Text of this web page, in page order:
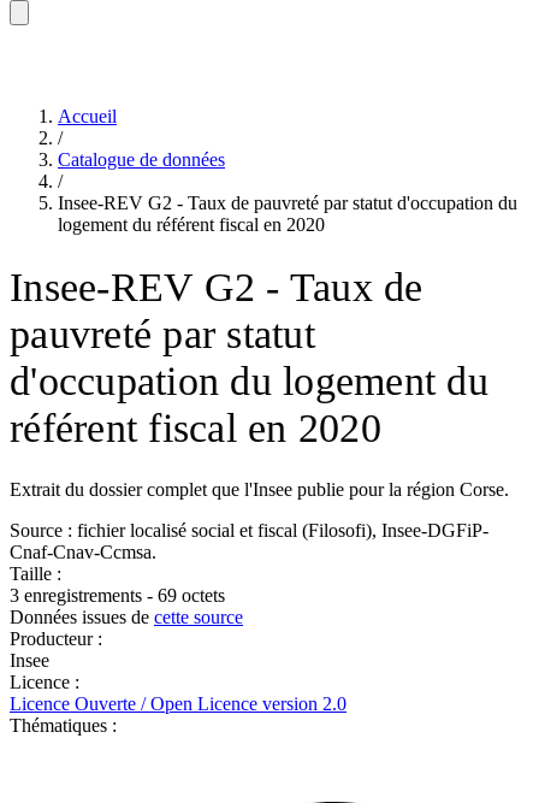
Accueil
/
Catalogue de données
/
Insee-REV G2 - Taux de pauvreté par statut d'occupation du
logement du référent fiscal en 2020
Insee-REV G2 - Taux de
pauvreté par statut
d'occupation du logement du
référent fiscal en 2020
Extrait du dossier complet que l'Insee publie pour la région Corse.
Source : fichier localisé social et fiscal (Filosofi), Insee-DGFiP-
Cnaf-Cnav-Ccmsa.
Taille :
3 enregistrements - 69 octets
Données issues de cette source
Producteur :
Insee
Licence :
Licence Ouverte / Open Licence version 2.0
Thématiques :